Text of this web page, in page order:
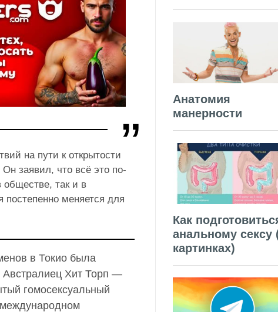
на пути к открытости
заявил, что всё это по-
обществе, так и в
постепенно меняется для
в Токио была
Хит Торп —
гомосексуальный
Анатомия
манерности
Как
анальному сексу
картинках)